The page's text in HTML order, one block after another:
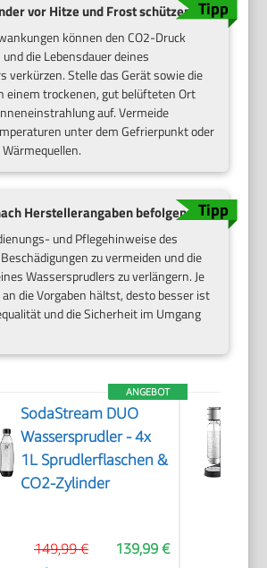
vor Hitze und Frost schützen
können den CO2-Druck
die Lebensdauer deines
verkürzen. Stelle das Gerät sowie die
einem trockenen, gut belüfteten Ort
auf. Vermeide
unter dem Gefrierpunkt oder
Herstellerangaben befolgen
und Pflegehinweise des
zu vermeiden und die
Wassersprudlers zu verlängern. Je
die Vorgaben hältst, desto besser ist
und die Sicherheit im Umgang
ANGEBOT
SodaStream DUO
Wassersprudler - 4x
1L Sprudlerflaschen &
CO2-Zylinder
139,99 €
149,99 €